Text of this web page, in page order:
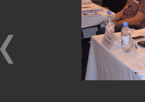
ФАКТУРЫ.
ЭЛЕКТРОННЫЕ СЧЕТА-
СКЛАД.
Семинар с КГД и разработчиками